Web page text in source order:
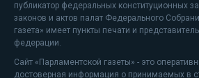
публикатор федеральных конституционных
законов и актов палат Федерального
газета» имеет пункты печати и
федерации.
Сайт «Парламентской газеты» - это
достоверная информация о принимаемых в